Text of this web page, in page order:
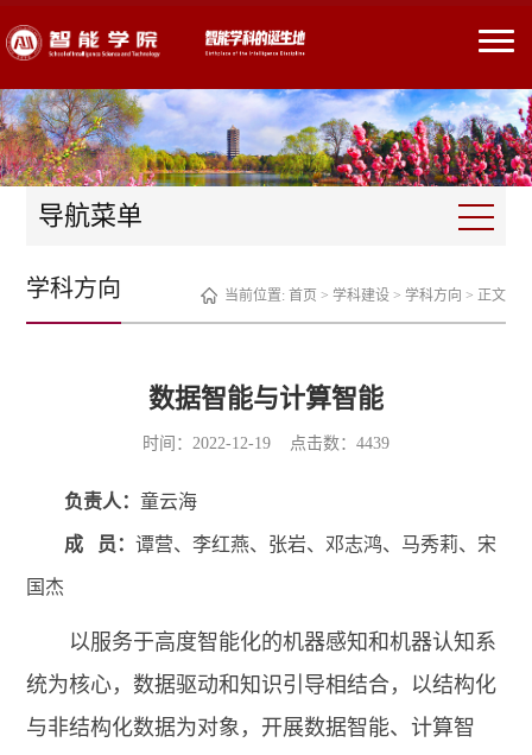
导航菜单
当前位置: 首页 > 学科建设> 学科方向 > 正文
学科方向
数据智能与计算智能
时间：2022-12-19 点击数： 4439
负责人：童云海
成 员：谭营、李红燕、张岩、邓志鸿、马秀莉、宋
国杰
以服务于高度智能化的机器感知和机器认知系
统为核心，数据驱动和知识引导相结合，以结构化
与非结构化数据为对象，开展数据智能、计算智